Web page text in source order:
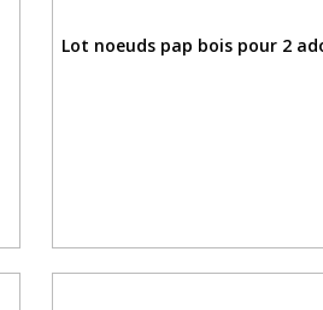
Lot noeuds pap bois pour 2